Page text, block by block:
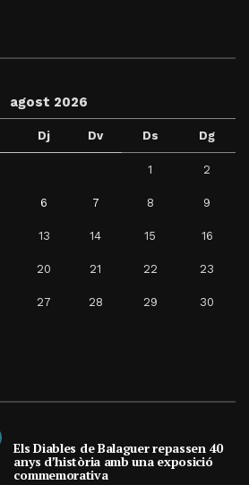
agost 2026
Dj Dv Ds Dg
1 2
6 7 8 9
13 14 15 16
20 21 22 23
27 28 29 30
Els Diables de Balaguer repassen 40
anys d’història amb una exposició
commemorativa